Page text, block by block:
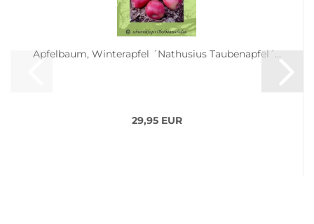
Apfelbaum, Winterapfel ´Nathusius Taubenapfel´...
29,95 EUR